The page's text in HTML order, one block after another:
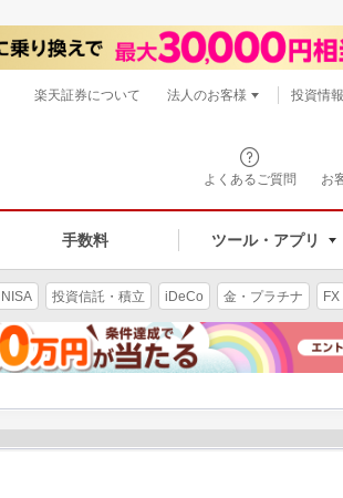
よくあるご質問 お
手数料 ツール・アプリ
楽天証券について 法人のお客様 投資情
NISA 投資信託・積立 iDeCo 金・プラチナ FX